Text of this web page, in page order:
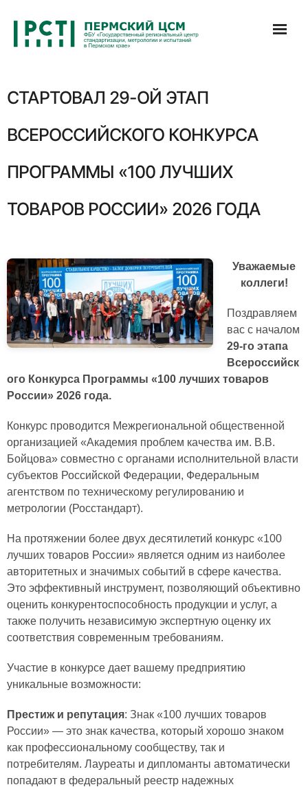
содержимому
СТАРТОВАЛ 29-ОЙ ЭТАП
ВСЕРОССИЙСКОГО КОНКУРСА
ПРОГРАММЫ «100 ЛУЧШИХ
ТОВАРОВ РОССИИ» 2026 ГОДА
Уважаемые
коллеги!
Поздравляем
вас с началом
29-го этапа
Всероссийск
ого Конкурса Программы «100 лучших товаров
России» 2026 года.
Конкурс проводится Межрегиональной общественной
организацией «Академия проблем качества им. В.В.
Бойцова» совместно с органами исполнительной власти
субъектов Российской Федерации, Федеральным
агентством по техническому регулированию и
метрологии (Росстандарт).
На протяжении более двух десятилетий конкурс «100
лучших товаров России» является одним из наиболее
авторитетных и значимых событий в сфере качества.
Это эффективный инструмент, позволяющий объективно
оценить конкурентоспособность продукции и услуг, а
также получить независимую экспертную оценку их
соответствия современным требованиям.
Участие в конкурсе дает вашему предприятию
уникальные возможности:
Престиж и репутация: Знак «100 лучших товаров
России» — это знак качества, который хорошо знаком
как профессиональному сообществу, так и
потребителям. Лауреаты и дипломанты автоматически
попадают в федеральный реестр надежных